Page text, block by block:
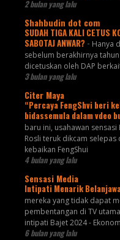
2 bulan yang lalu
Shahbudin dot com
SUDAH TIGA KALI CETUS
SABOTAJ ANWAR? - Hanya
sebelum berakhirnya
dicetuskan oleh DAP
3 bulan yang lalu
Citer Maya
“Percaya FengShvi beri
bidassemula dalam vdeo
baru ini, usahawan sensasi
Rosli teruk dikcam
kebaikan FengShui
4 bulan yang lalu
Sensasi Media
Intipati Menarik
mereka yang tidak dapat
pembentangan di TV
intipati Bajet 2024 -
6 bulan yang lalu